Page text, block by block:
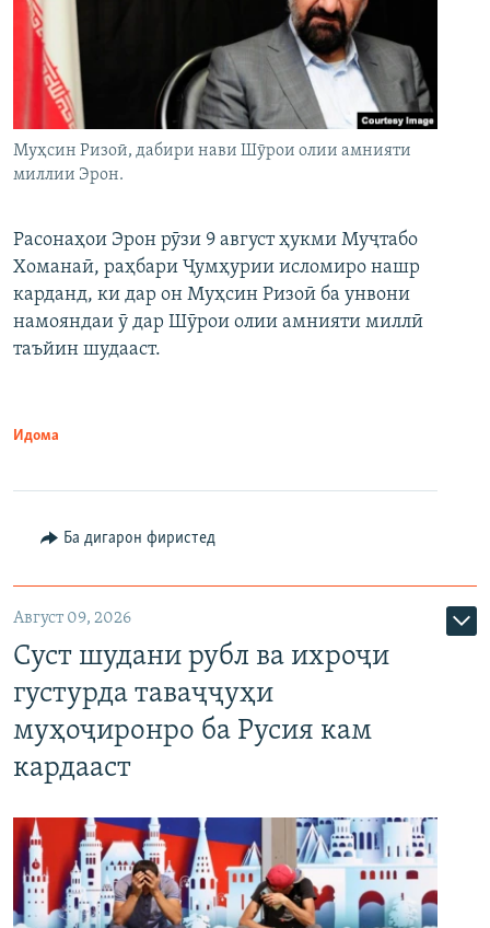
Муҳсин Ризоӣ, дабири нави Шӯрои олии амнияти
миллии Эрон.
Расонаҳои Эрон рӯзи 9 август ҳукми Муҷтабо
Хоманаӣ, раҳбари Ҷумҳурии исломиро нашр
карданд, ки дар он Муҳсин Ризоӣ ба унвони
намояндаи ӯ дар Шӯрои олии амнияти миллӣ
таъйин шудааст.
Идома
Ба дигарон фиристед
Август 09, 2026
Суст шудани рубл ва ихроҷи
густурда таваҷҷуҳи
муҳоҷиронро ба Русия кам
кардааст